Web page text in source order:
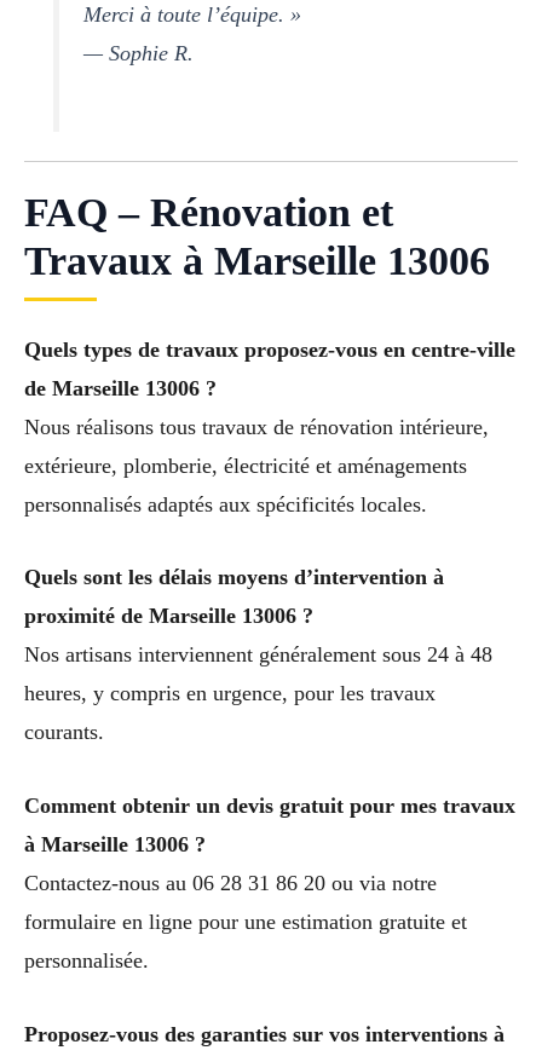
Merci à toute l’équipe. »
— Sophie R.
FAQ – Rénovation et
Travaux à Marseille 13006
Quels types de travaux proposez-vous en centre-ville
de Marseille 13006 ?
Nous réalisons tous travaux de rénovation intérieure,
extérieure, plomberie, électricité et aménagements
personnalisés adaptés aux spécificités locales.
Quels sont les délais moyens d’intervention à
proximité de Marseille 13006 ?
Nos artisans interviennent généralement sous 24 à 48
heures, y compris en urgence, pour les travaux
courants.
Comment obtenir un devis gratuit pour mes travaux
à Marseille 13006 ?
Contactez-nous au 06 28 31 86 20 ou via notre
formulaire en ligne pour une estimation gratuite et
personnalisée.
Proposez-vous des garanties sur vos interventions à